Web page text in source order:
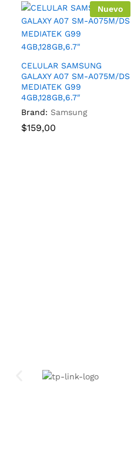
Nuevo
CELULAR SAMSUNG
GALAXY A07 SM-A075M/DS
MEDIATEK G99
4GB,128GB,6.7″
Brand: Samsung
$159,00